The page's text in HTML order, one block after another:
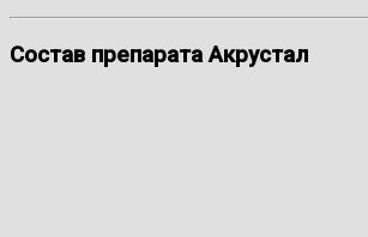
Состав препарата Акрустал